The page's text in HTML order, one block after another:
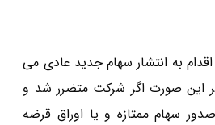
به انتشار سهام جدید عادی می
این صورت اگر شرکت متضرر شد و
سهام ممتازه و یا اوراق قرضه